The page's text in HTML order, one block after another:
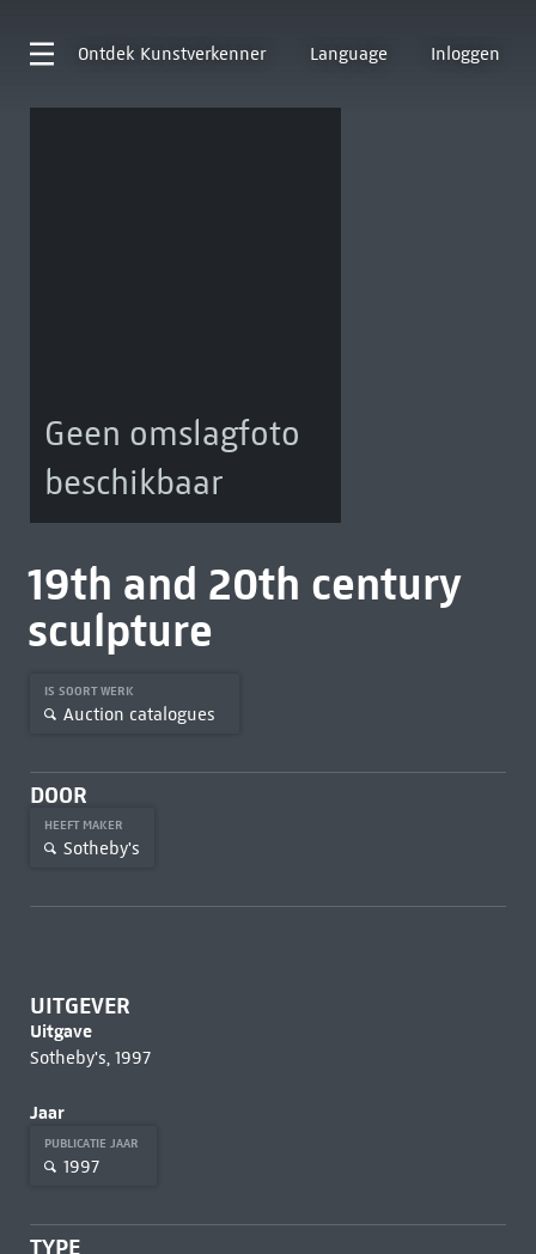
Ontdek Kunstverkenner Language Inloggen
Geen omslagfoto
beschikbaar
19th and 20th century
sculpture
IS SOORT WERK
Auction catalogues
DOOR
HEEFT MAKER
Sotheby's
UITGEVER
Uitgave
Sotheby's, 1997
Jaar
PUBLICATIE JAAR
1997
TYPE